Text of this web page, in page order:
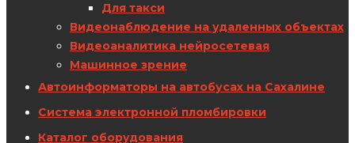
Для такси
Видеонаблюдение на удаленных объектах
Видеоаналитика нейросетевая
Машинное зрение
Автоинформаторы на автобусах на Сахалине
Система электронной пломбировки
Каталог оборудования